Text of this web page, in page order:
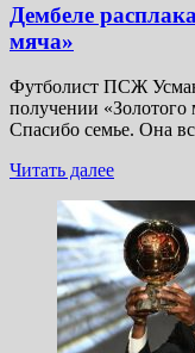
Дембеле
мяча»
Футболист ПСЖ
получении «Золотого
Спасибо семье. Она
Читать далееПрочитать
о
Дембеле
после
«Золотого
мяча»